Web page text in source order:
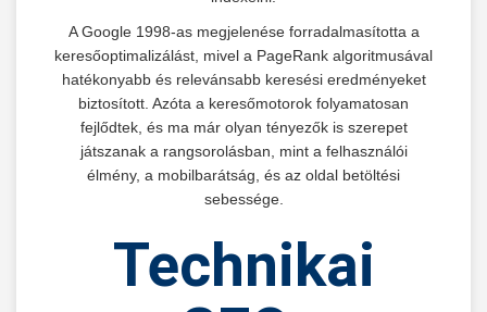
A Google 1998-as megjelenése forradalmasította a
keresőoptimalizálást, mivel a PageRank algoritmusával
hatékonyabb és relevánsabb keresési eredményeket
biztosított. Azóta a keresőmotorok folyamatosan
fejlődtek, és ma már olyan tényezők is szerepet
játszanak a rangsorolásban, mint a felhasználói
élmény, a mobilbarátság, és az oldal betöltési
sebessége.
Technikai